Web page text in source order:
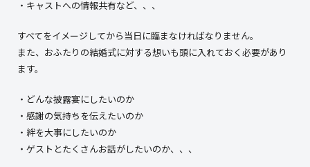
・キャストへの情報共有など、、、
すべてをイメージしてから当日に臨まなければなりません。
また、おふたりの結婚式に対する想いも頭に入れておく必要があり
ます。
・どんな披露宴にしたいのか
・感謝の気持ちを伝えたいのか
・絆を大事にしたいのか
・ゲストとたくさんお話がしたいのか、、、